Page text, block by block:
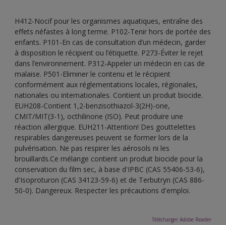
H412-Nocif pour les organismes aquatiques, entraîne des
effets néfastes à long terme. P102-Tenir hors de portée des
enfants. P101-En cas de consultation d’un médecin, garder
à disposition le récipient ou l’étiquette. P273-Éviter le rejet
dans l’environnement. P312-Appeler un médecin en cas de
malaise. P501-Eliminer le contenu et le récipient
conformément aux réglementations locales, régionales,
nationales ou internationales. Contient un produit biocide.
EUH208-Contient 1,2-benzisothiazol-3(2H)-one,
CMIT/MIT(3-1), octhilinone (ISO). Peut produire une
réaction allergique. EUH211-Attention! Des gouttelettes
respirables dangereuses peuvent se former lors de la
pulvérisation. Ne pas respirer les aérosols ni les
brouillards.Ce mélange contient un produit biocide pour la
conservation du film sec, à base d'IPBC (CAS 55406-53-6),
d'Isoproturon (CAS 34123-59-6) et de Terbutryn (CAS 886-
50-0). Dangereux. Respecter les précautions d'emploi.
Télécharger Adobe Reader